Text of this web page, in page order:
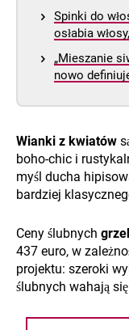
Spinki do
osłabia
„Mieszanie
nowo
Wianki z kwiatów
boho-chic i
myśl ducha
bardziej
Ceny ślubnych
437 euro, w
projektu: szeroki
ślubnych wahają